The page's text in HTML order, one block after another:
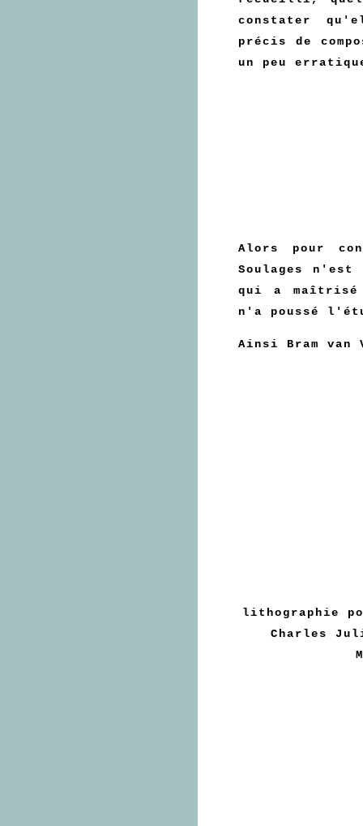
constater
précis de
un peu
Alors pour
Soulages n'est
qui a maîtrisé
n'a poussé
Ainsi Bram van
lithographie
Charles